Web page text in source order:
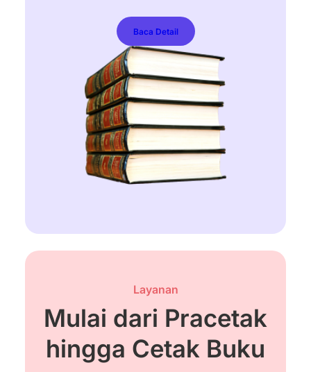
Baca Detail
Layanan
Mulai dari Pracetak
hingga Cetak Buku